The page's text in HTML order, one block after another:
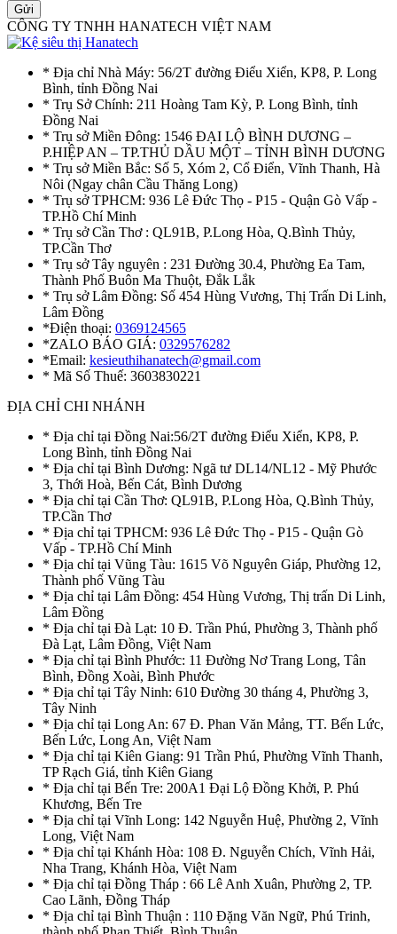
Gửi
CÔNG TY TNHH HANATECH VIỆT NAM
* Địa chỉ Nhà Máy: 56/2T đường Điểu Xiển, KP8, P. Long
Bình, tỉnh Đồng Nai
* Trụ Sở Chính: 211 Hoàng Tam Kỳ, P. Long Bình, tỉnh
Đồng Nai
* Trụ sở Miền Đông: 1546 ĐẠI LỘ BÌNH DƯƠNG –
P.HIỆP AN – TP.THỦ DẦU MỘT – TỈNH BÌNH DƯƠNG
* Trụ sở Miền Bắc: Số 5, Xóm 2, Cổ Điển, Vĩnh Thanh, Hà
Nôi (Ngay chân Cầu Thăng Long)
* Trụ sở TPHCM: 936 Lê Đức Thọ - P15 - Quận Gò Vấp -
TP.Hồ Chí Minh
* Trụ sở Cần Thơ : QL91B, P.Long Hòa, Q.Bình Thủy,
TP.Cần Thơ
* Trụ sở Tây nguyên : 231 Đường 30.4, Phường Ea Tam,
Thành Phố Buôn Ma Thuột, Đắk Lắk
* Trụ sở Lâm Đồng: Số 454 Hùng Vương, Thị Trấn Di Linh,
Lâm Đồng
*Điện thoại: 0369124565
*ZALO BÁO GIÁ: 0329576282
*Email: kesieuthihanatech@gmail.com
* Mã Số Thuế: 3603830221
ĐỊA CHỈ CHI NHÁNH
* Địa chỉ tại Đồng Nai:56/2T đường Điểu Xiển, KP8, P.
Long Bình, tỉnh Đồng Nai
* Địa chỉ tại Bình Dương: Ngã tư DL14/NL12 - Mỹ Phước
3, Thới Hoà, Bến Cát, Bình Dương
* Địa chỉ tại Cần Thơ: QL91B, P.Long Hòa, Q.Bình Thủy,
TP.Cần Thơ
* Địa chỉ tại TPHCM: 936 Lê Đức Thọ - P15 - Quận Gò
Vấp - TP.Hồ Chí Minh
* Địa chỉ tại Vũng Tàu: 1615 Võ Nguyên Giáp, Phường 12,
Thành phố Vũng Tàu
* Địa chỉ tại Lâm Đồng: 454 Hùng Vương, Thị trấn Di Linh,
Lâm Đồng
* Địa chỉ tại Đà Lạt: 10 Đ. Trần Phú, Phường 3, Thành phố
Đà Lạt, Lâm Đồng, Việt Nam
* Địa chỉ tại Bình Phước: 11 Đường Nơ Trang Long, Tân
Bình, Đồng Xoài, Bình Phước
* Địa chỉ tại Tây Ninh: 610 Đường 30 tháng 4, Phường 3,
Tây Ninh
* Địa chỉ tại Long An: 67 Đ. Phan Văn Mảng, TT. Bến Lức,
Bến Lức, Long An, Việt Nam
* Địa chỉ tại Kiên Giang: 91 Trần Phú, Phường Vĩnh Thanh,
TP Rạch Giá, tỉnh Kiên Giang
* Địa chỉ tại Bến Tre: 200A1 Đại Lộ Đồng Khởi, P. Phú
Khương, Bến Tre
* Địa chỉ tại Vĩnh Long: 142 Nguyễn Huệ, Phường 2, Vĩnh
Long, Việt Nam
* Địa chỉ tại Khánh Hòa: 108 Đ. Nguyễn Chích, Vĩnh Hải,
Nha Trang, Khánh Hòa, Việt Nam
* Địa chỉ tại Đồng Tháp : 66 Lê Anh Xuân, Phường 2, TP.
Cao Lãnh, Đồng Tháp
* Địa chỉ tại Bình Thuận : 110 Đặng Văn Ngữ, Phú Trinh,